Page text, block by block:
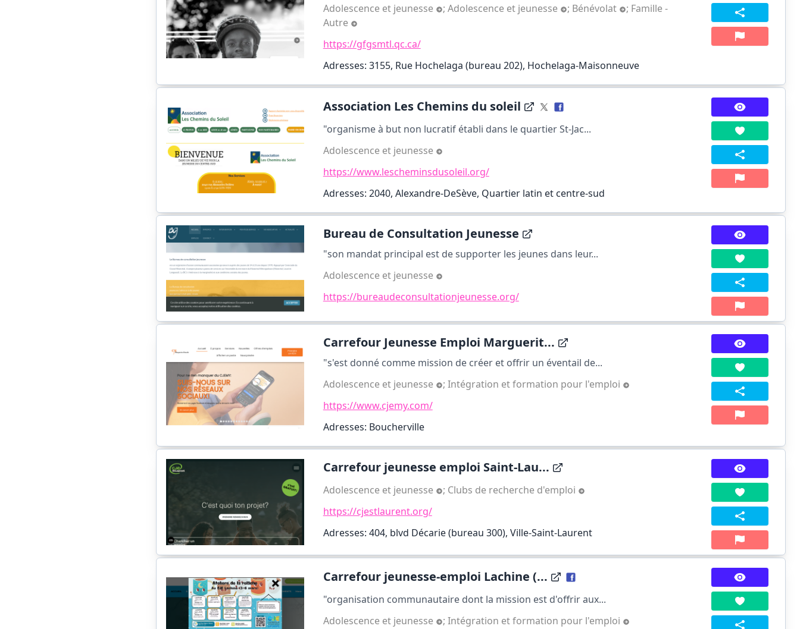
Adolescence et jeunesse
; Adolescence et jeunesse ; Bénévolat ; Famille -
Autre
https://gfgsmtl.qc.ca/
Adresses: 3155, Rue Hochelaga (bureau 202), Hochelaga-Maisonneuve
Association Les Chemins du soleil
"organisme à but non lucratif établi dans le quartier St-Jac...
Adolescence et jeunesse
https://www.lescheminsdusoleil.org/
Adresses: 2040, Alexandre-DeSève, Quartier latin et centre-sud
Bureau de Consultation Jeunesse
"son mandat principal est de supporter les jeunes dans leur...
Adolescence et jeunesse
https://bureaudeconsultationjeunesse.org/
Carrefour Jeunesse Emploi Marguerit...
"s'est donné comme mission de créer et offrir un éventail de...
Adolescence et jeunesse
; Intégration et formation pour l'emploi
https://www.cjemy.com/
Adresses: Boucherville
Carrefour jeunesse emploi Saint-Lau...
Adolescence et jeunesse ; Clubs de recherche d'emploi
https://cjestlaurent.org/
Adresses: 404, blvd Décarie (bureau 300), Ville-Saint-Laurent
Carrefour jeunesse-emploi Lachine (...
"organisation communautaire dont la mission est d'offrir aux...
Adolescence et jeunesse
; Intégration et formation pour l'emploi